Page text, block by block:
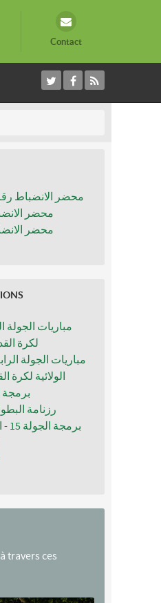
Contact
محضر الانضباط رقم 25 - صنف
محضر الانضباط
محضر الانضباط
لكرة
الولائية لكرة
برمجة الجولة 03
رزنامة
à travers ces